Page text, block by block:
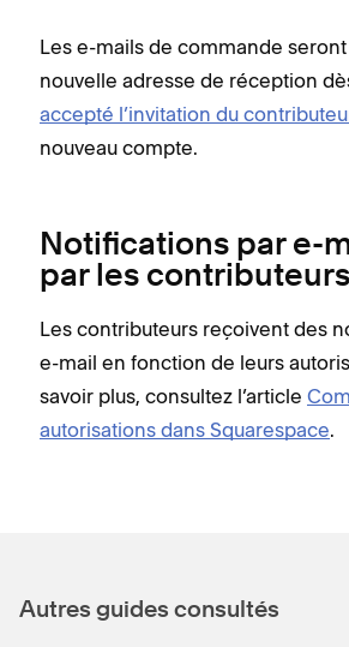
Les e-mails de commande
nouvelle adresse de réception
accepté l’invitation du
nouveau compte.
Notifications par e-
par les contributeurs
Les contributeurs reçoivent des
e-mail en fonction de leurs
savoir plus, consultez l’article
autorisations dans Squarespace.
Autres guides consultés